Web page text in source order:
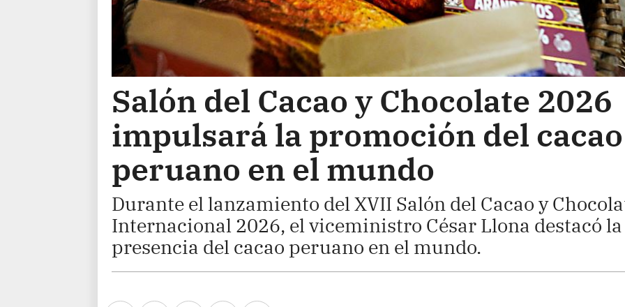
Salón del Cacao y Chocolate 2026
impulsará la promoción del cacao
peruano en el mundo
Durante el lanzamiento del XVII Salón del Cacao y
Internacional 2026, el viceministro César Llona destacó la
presencia del cacao peruano en el mundo.